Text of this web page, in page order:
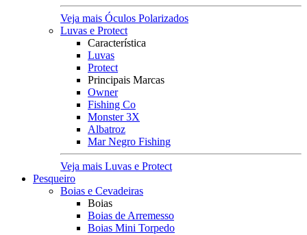
Veja mais Óculos Polarizados
Luvas e Protect
Característica
Luvas
Protect
Principais Marcas
Owner
Fishing Co
Monster 3X
Albatroz
Mar Negro Fishing
Veja mais Luvas e Protect
Pesqueiro
Boias e Cevadeiras
Boias
Boias de Arremesso
Boias Mini Torpedo